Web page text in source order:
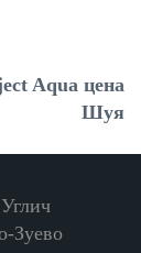
Aqua цена
Шуя
Зуево